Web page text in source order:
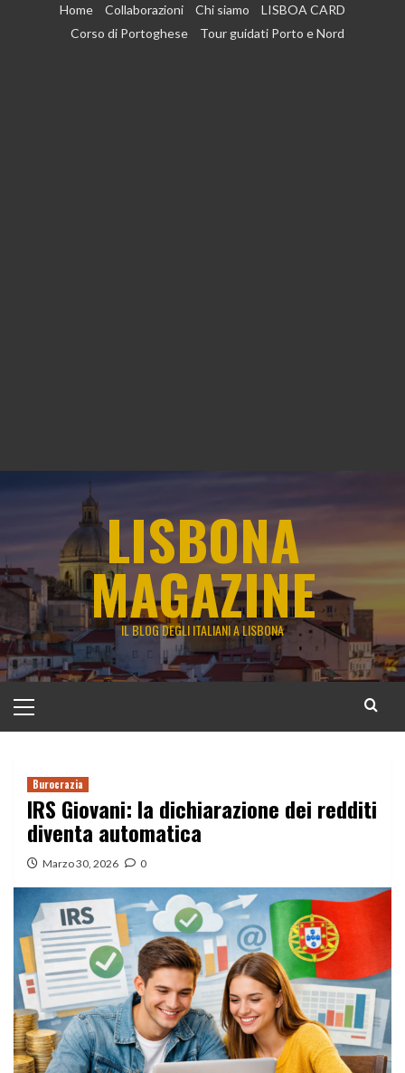
Home Collaborazioni Chi siamo
LISBOA CARD
Corso di Portoghese
Tour guidati Porto e Nord
LISBONA
MAGAZINE
IL BLOG DEGLI ITALIANI A LISBONA
principale
Burocrazia
IRS Giovani: la dichiarazione dei redditi
diventa automatica
Marzo 30, 2026 0